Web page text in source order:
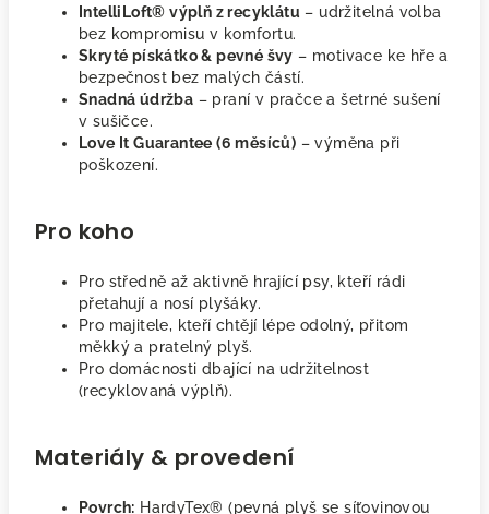
IntelliLoft® výplň z recyklátu – udržitelná volba
bez kompromisu v komfortu.
Skryté pískátko & pevné švy – motivace ke hře a
bezpečnost bez malých částí.
Snadná údržba – praní v pračce a šetrné sušení
v sušičce.
Love It Guarantee (6 měsíců) – výměna při
poškození.
Pro koho
Pro středně až aktivně hrající psy, kteří rádi
přetahují a nosí plyšáky.
Pro majitele, kteří chtějí lépe odolný, přitom
měkký a pratelný plyš.
Pro domácnosti dbající na udržitelnost
(recyklovaná výplň).
Materiály & provedení
Povrch: HardyTex® (pevná plyš se síťovinovou